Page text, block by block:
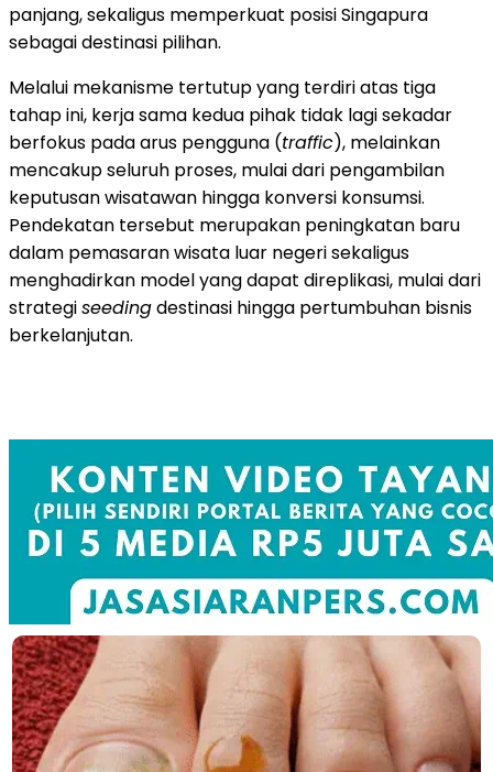
panjang, sekaligus memperkuat posisi Singapura
sebagai destinasi pilihan.
Melalui mekanisme tertutup yang terdiri atas tiga
tahap ini, kerja sama kedua pihak tidak lagi sekadar
berfokus pada arus pengguna (traffic), melainkan
mencakup seluruh proses, mulai dari pengambilan
keputusan wisatawan hingga konversi konsumsi.
Pendekatan tersebut merupakan peningkatan baru
dalam pemasaran wisata luar negeri sekaligus
menghadirkan model yang dapat direplikasi, mulai dari
strategiseedingdestinasi hingga pertumbuhan bisnis
berkelanjutan.